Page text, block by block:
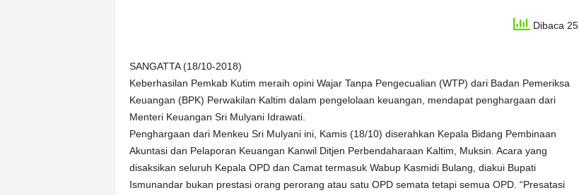
Dibaca 25
SANGATTA (18/10-2018)
Keberhasilan Pemkab Kutim meraih opini Wajar Tanpa Pengecualian (WTP) dari Badan Pemeriksa
Keuangan (BPK) Perwakilan Kaltim dalam pengelolaan keuangan, mendapat penghargaan dari
Menteri Keuangan Sri Mulyani Idrawati.
Penghargaan dari Menkeu Sri Mulyani ini, Kamis (18/10) diserahkan Kepala Bidang Pembinaan
Akuntasi dan Pelaporan Keuangan Kanwil Ditjen Perbendaharaan Kaltim, Muksin. Acara yang
disaksikan seluruh Kepala OPD dan Camat termasuk Wabup Kasmidi Bulang, diakui Bupati
Ismunandar bukan prestasi orang perorang atau satu OPD semata tetapi semua OPD. “Presatasi